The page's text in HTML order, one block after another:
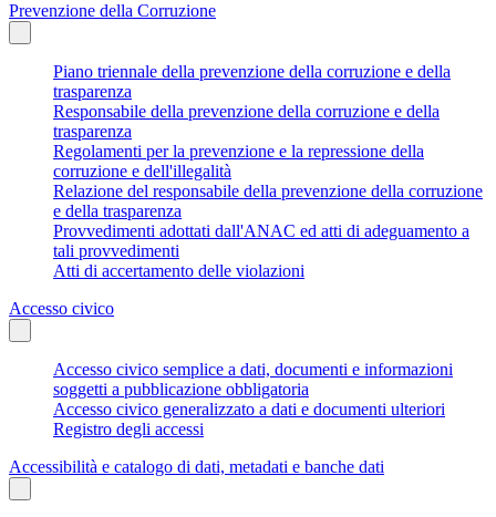
Prevenzione della Corruzione
Piano triennale della prevenzione della corruzione e della
trasparenza
Responsabile della prevenzione della corruzione e della
trasparenza
Regolamenti per la prevenzione e la repressione della
corruzione e dell'illegalità
Relazione del responsabile della prevenzione della corruzione
e della trasparenza
Provvedimenti adottati dall'ANAC ed atti di adeguamento a
tali provvedimenti
Atti di accertamento delle violazioni
Accesso civico
Accesso civico semplice a dati, documenti e informazioni
soggetti a pubblicazione obbligatoria
Accesso civico generalizzato a dati e documenti ulteriori
Registro degli accessi
Accessibilità e catalogo di dati, metadati e banche dati